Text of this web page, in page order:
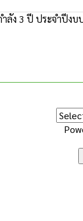
ลัง 3 ปี ประจำปีง